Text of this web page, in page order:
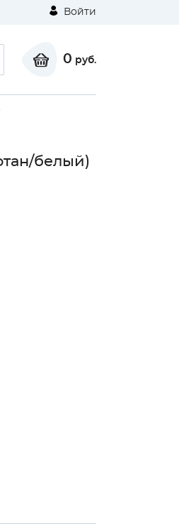
Войти
0 руб.
белый)